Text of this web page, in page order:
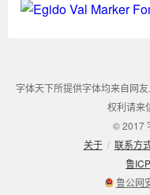
字体天下所提供字体均来自网
权利请来
© 2017
关于 / 联系方
鲁
鲁公网